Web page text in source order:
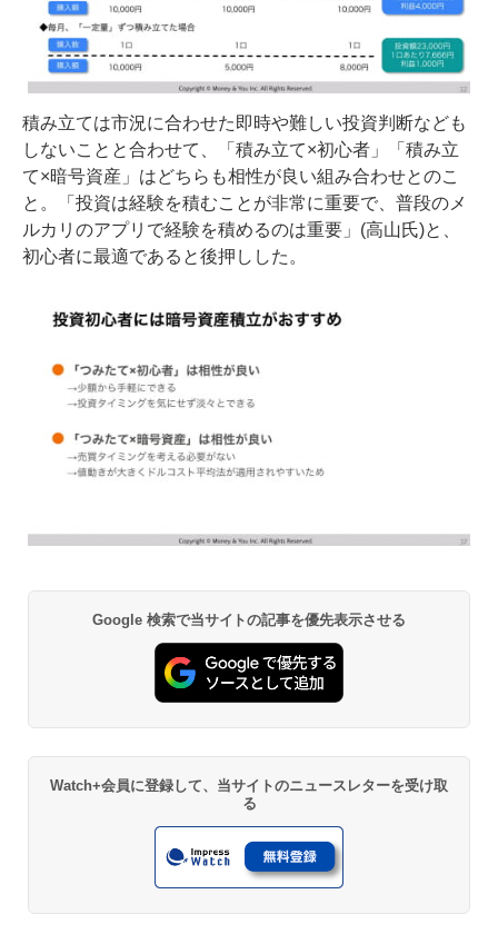
積み立ては市況に合わせた即時や難しい投資判断なども
しないことと合わせて、「積み立て×初心者」「積み立
て×暗号資産」はどちらも相性が良い組み合わせとのこ
と。「投資は経験を積むことが非常に重要で、普段のメ
ルカリのアプリで経験を積めるのは重要」(高山氏)と、
初心者に最適であると後押しした。
Google 検索で当サイトの記事を優先表示させる
Watch+会員に登録して、当サイトのニュースレターを受け取
る